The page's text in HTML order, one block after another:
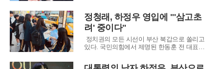
을 공개적으로 언급하면서, 하 수석의 부산 북
갑 보궐선거 차출 가능성이 다시 주목받고 있
다. 하 수석은 최근 여권 안팎에서 내년 보궐선
거 후보군으로 거론돼 왔는데, 이날 대통령의
발언은 이
정청래, 하정우 영입에 "'삼고초
려' 중이다"
정치권의 모든 시선이 부산 북갑으로 쏠리고
있다. 국민의힘에서 제명된 한동훈 전 대표와,
통령AI미래기획수석비서관의 빅매치 성사 가